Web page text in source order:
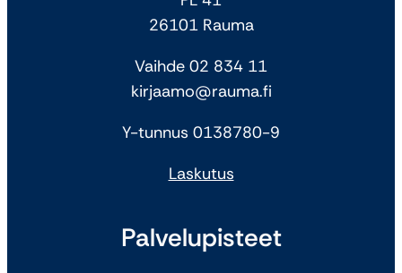
26101 Rauma
Vaihde 02 834 11
kirjaamo@rauma.fi
Y-tunnus 0138780-9
Laskutus
Palvelupisteet